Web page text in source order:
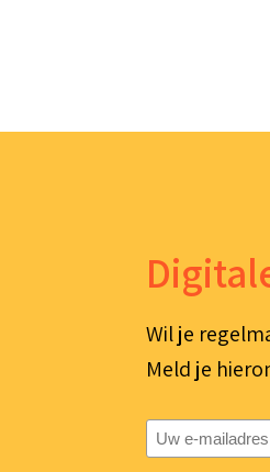
Wil je
Meld je
E-
mailadres